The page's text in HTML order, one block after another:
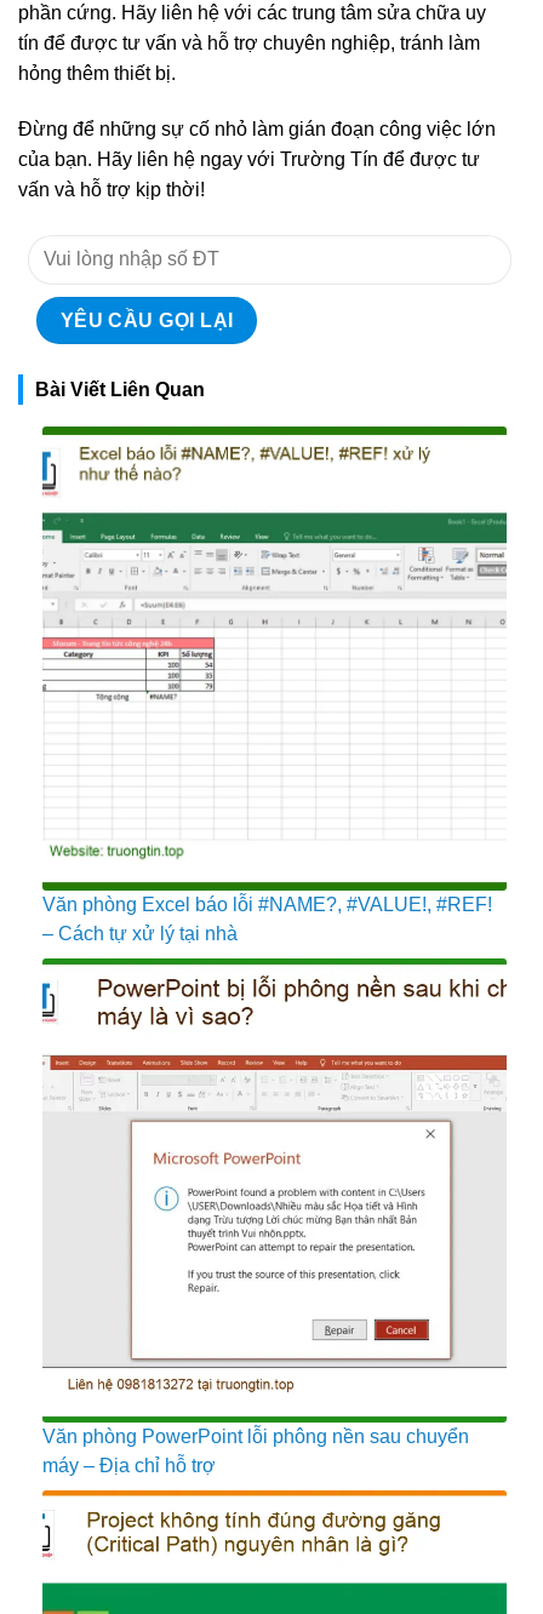
phần cứng. Hãy liên hệ với các trung tâm sửa chữa uy
tín để được tư vấn và hỗ trợ chuyên nghiệp, tránh làm
hỏng thêm thiết bị.
Đừng để những sự cố nhỏ làm gián đoạn công việc lớn
của bạn. Hãy liên hệ ngay với Trường Tín để được tư
vấn và hỗ trợ kịp thời!
Bài Viết Liên Quan
Văn phòng Excel báo lỗi #NAME?, #VALUE!, #REF!
– Cách tự xử lý tại nhà
Văn phòng PowerPoint lỗi phông nền sau chuyển
máy – Địa chỉ hỗ trợ